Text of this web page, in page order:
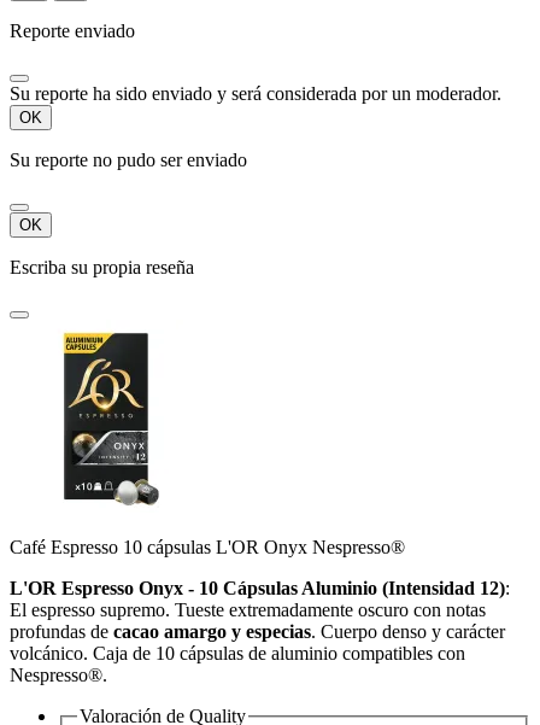
Reporte enviado
Su reporte ha sido enviado y será considerada por un moderador.
OK
Su reporte no pudo ser enviado
OK
Escriba su propia reseña
Café Espresso 10 cápsulas L'OR Onyx Nespresso®
L'OR Espresso Onyx - 10 Cápsulas Aluminio (Intensidad 12):
El espresso supremo. Tueste extremadamente oscuro con notas
profundas de cacao amargo y especias. Cuerpo denso y carácter
volcánico. Caja de 10 cápsulas de aluminio compatibles con
Nespresso®.
Valoración de Quality